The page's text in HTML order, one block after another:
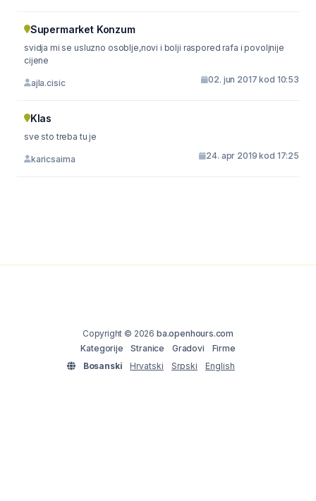
Supermarket Konzum
svidja mi se usluzno osoblje,novi i bolji raspored rafa i povoljnije
cijene
ajla.cisic 02. jun 2017 kod 10:53
Klas
sve sto treba tu je
karicsaima 24. apr 2019 kod 17:25
Copyright © 2026 ba.openhours.com
Kategorije
Stranice Gradovi
Firme
Bosanski
Hrvatski Srpski English